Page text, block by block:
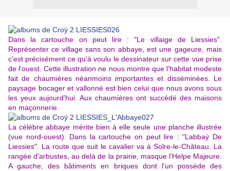
Dans la cartouche on peut lire : "Le villaige de Liessies".
Représenter ce village sans son abbaye, est une gageure, mais
c'est précisément ce qu'à voulu le dessinateur sur cette vue prise
de l'ouest. Cette illustration ne nous montre que l'habitat modeste
fait de chaumières néanmoins importantes et disséminées. Le
paysage bocager et vallonné est bien celui que nous avons sous
les yeux aujourd'hui. Aux chaumières ont succédé des maisons
en maçonnerie.
La célèbre abbaye mérite bien à elle seule une planche illustrée
(vue nord-ouest). Dans la cartouche on peut lire : "Labbaÿ De
Liessies". La route que suit le cavalier va à Solre-le-Château. La
rangée d'arbustes, au delà de la prairie, masque l'Helpe Majeure.
A gauche, des bâtiments en briques dont l'un possède des